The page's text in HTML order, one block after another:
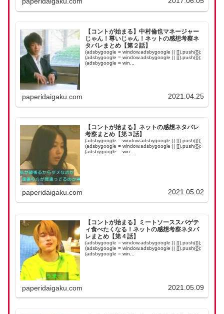
【コントが始まる】中村倫也マネージャー
じゃん！尊いじゃん！ネットの感想考察ネ
タバレまとめ【第２話】
(adsbygoogle = window.adsbygoogle || []).push({});
(adsbygoogle = window.adsbygoogle || []).push({});
(adsbygoogle = win...
paperidaigaku.com 2021.04.25
【コントが始まる】ネットの感想ネタバレ
考察まとめ【第３話】
(adsbygoogle = window.adsbygoogle || []).push({});
(adsbygoogle = window.adsbygoogle || []).push({});
(adsbygoogle = win...
paperidaigaku.com 2021.05.02
【コントが始まる】ミートソーススパゲテ
ィ食べたくなる！ネットの感想考察ネタバ
レまとめ【第４話】
(adsbygoogle = window.adsbygoogle || []).push({});
(adsbygoogle = window.adsbygoogle || []).push({});
(adsbygoogle = win...
paperidaigaku.com 2021.05.09